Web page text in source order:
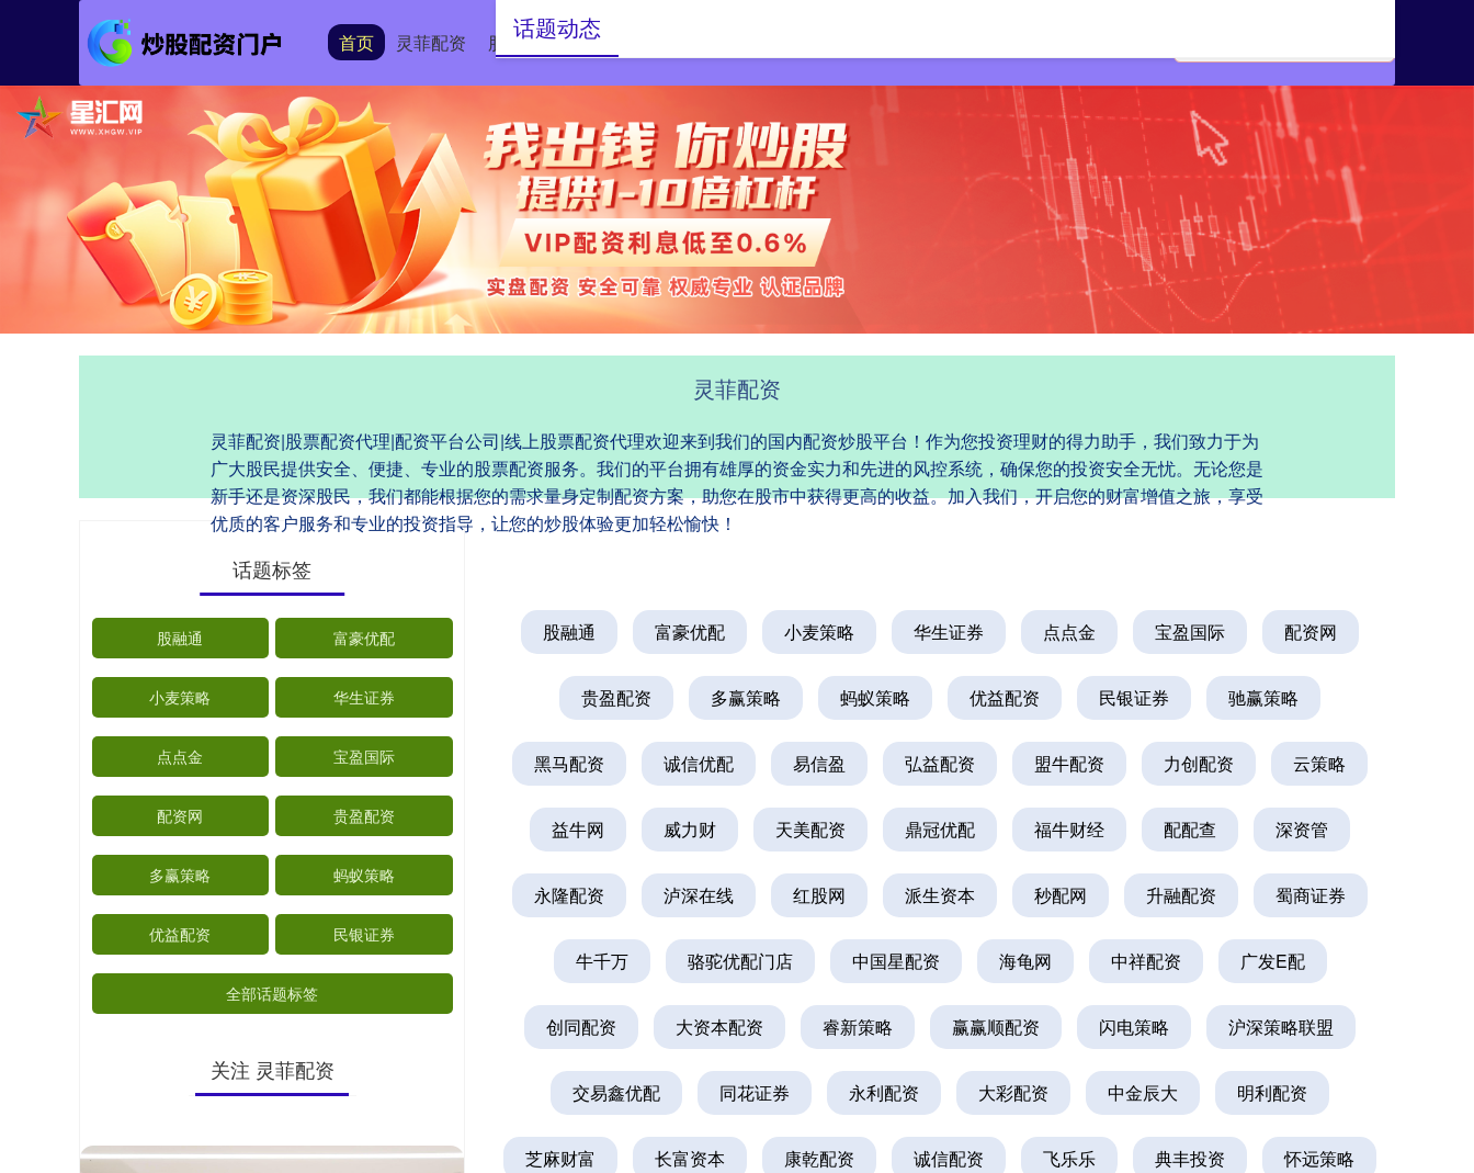
首页 灵菲配资 股票配资代理
灵菲配资
灵菲配资|股票配资代理|配资平台公司|线上股票配资代理欢迎来到我们的国内配资炒股平台！作为您投资理财的得力助手，我们致力于为
广大股民提供安全、便捷、专业的股票配资服务。我们的平台拥有雄厚的资金实力和先进的风控系统，确保您的投资安全无忧。无论您是
新手还是资深股民，我们都能根据您的需求量身定制配资方案，助您在股市中获得更高的收益。加入我们，开启您的财富增值之旅，享受
优质的客户服务和专业的投资指导，让您的炒股体验更加轻松愉快！
话题动态
股融通 富豪优配 小麦策略 华生证券 点点金 宝盈国际 配资网
贵盈配资 多赢策略 蚂蚁策略 优益配资 民银证券 驰赢策略
黑马配资 诚信优配 易信盈 弘益配资 盟牛配资 力创配资 云策略
益牛网 威力财 天美配资 鼎冠优配 福牛财经 配配查 深资管
永隆配资 泸深在线 红股网 派生资本 秒配网 升融配资 蜀商证券
牛千万 骆驼优配门店 中国星配资 海龟网 中祥配资 广发E配
创同配资 大资本配资 睿新策略 赢赢顺配资 闪电策略 沪深策略联盟
交易鑫优配 同花证券 永利配资 大彩配资 中金辰大 明利配资
芝麻财富 长富资本 康乾配资 诚信配资 飞乐乐 典丰投资 怀远策略
话题标签
股融通 富豪优配
小麦策略 华生证券
点点金 宝盈国际
配资网 贵盈配资
多赢策略 蚂蚁策略
优益配资 民银证券
全部话题标签
关注 灵菲配资